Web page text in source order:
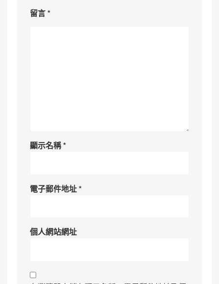
留言*
顯示名稱*
電子郵件地址*
個人網站網址